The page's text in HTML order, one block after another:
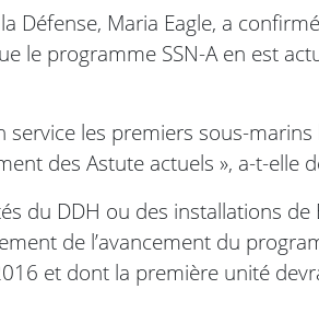
Défense, Maria Eagle, a
le programme SSN-A en est
service les premiers sous-
des Astute actuels », a-t-elle
du DDH ou des installations de
de l’avancement du
et dont la première unité